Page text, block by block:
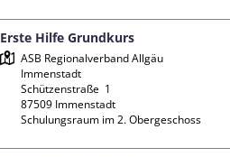
Erste Hilfe Grundkurs
ASB Regionalverband Allgäu
Immenstadt
Schützenstraße  1
87509 Immenstadt
Schulungsraum im 2. Obergeschoss